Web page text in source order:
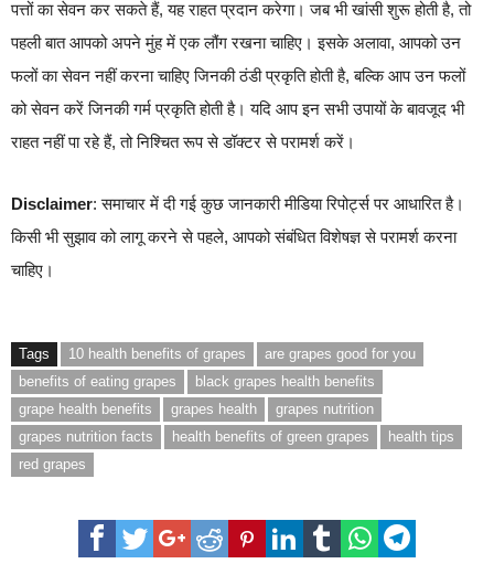
पत्तों का सेवन कर सकते हैं, यह राहत प्रदान करेगा। जब भी खांसी शुरू होती है, तो
पहली बात आपको अपने मुंह में एक लौंग रखना चाहिए। इसके अलावा, आपको उन
फलों का सेवन नहीं करना चाहिए जिनकी ठंडी प्रकृति होती है, बल्कि आप उन फलों
को सेवन करें जिनकी गर्म प्रकृति होती है। यदि आप इन सभी उपायों के बावजूद भी
राहत नहीं पा रहे हैं, तो निश्चित रूप से डॉक्टर से परामर्श करें।
Disclaimer: समाचार में दी गई कुछ जानकारी मीडिया रिपोर्ट्स पर आधारित है।
किसी भी सुझाव को लागू करने से पहले, आपको संबंधित विशेषज्ञ से परामर्श करना
चाहिए।
Tags 10 health benefits of grapes
are grapes good for you
benefits of eating grapes
black grapes health benefits
grape health benefits
grapes health
grapes nutrition
grapes nutrition facts
health benefits of green grapes
health tips
red grapes